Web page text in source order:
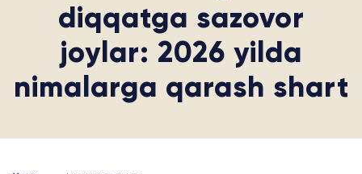
diqqatga sazovor
joylar: 2026 yilda
nimalarga qarash shart